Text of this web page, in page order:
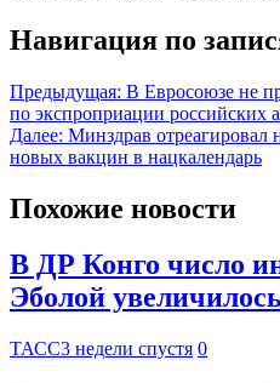
Навигация по
Предыдущая: В Евросоюзе не
по экспроприации российских
Далее: Минздрав отреагировал
новых вакцин в нацкалендарь
Похожие новости
В ДР Конго число
Эболой
ТАСС3 недели спустя 0